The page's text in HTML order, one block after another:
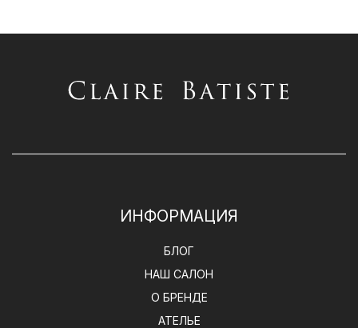
ИНФОРМАЦИЯ
БЛОГ
НАШ САЛОН
О БРЕНДЕ
АТЕЛЬЕ